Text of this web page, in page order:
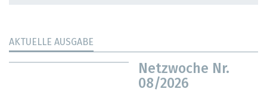
AKTUELLE AUSGABE
Netzwoche Nr.
08/2026